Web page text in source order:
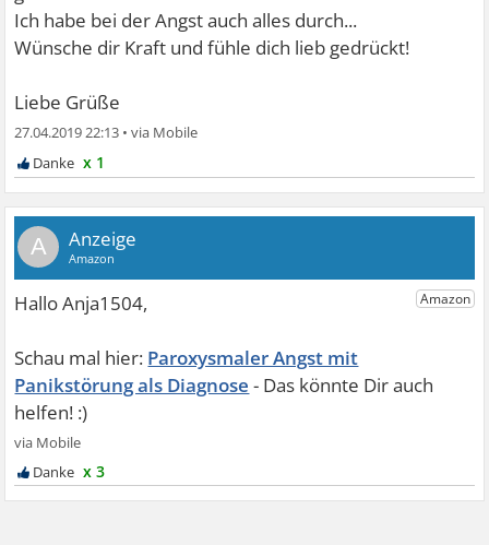
Ich habe bei der Angst auch alles durch...
Wünsche dir Kraft und fühle dich lieb gedrückt!
Liebe Grüße
27.04.2019 22:13 •
x 1
A
Paroxysmaler Angst mit
Panikstörung als Diagnose
x 3